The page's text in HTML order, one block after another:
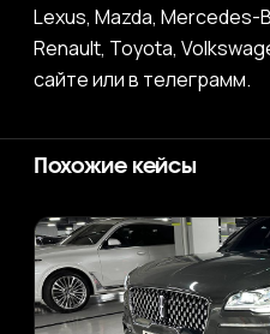
Lexus, Mazda, Mercedes-
Renault, Toyota,
сайте или в телеграмм.
Похожие кейсы